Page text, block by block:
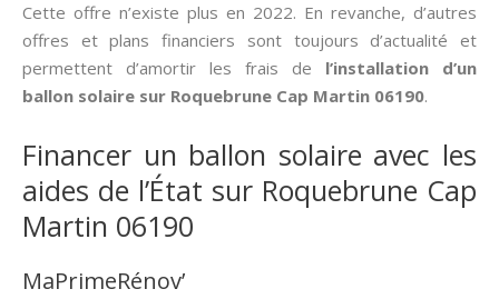
Cette offre n’existe plus en 2022. En revanche, d’autres
offres et plans financiers sont toujours d’actualité et
permettent d’amortir les frais de l’installation d’un
ballon solaire sur Roquebrune Cap Martin 06190.
Financer un ballon solaire avec les
aides de l’État sur Roquebrune Cap
Martin 06190
MaPrimeRénov’